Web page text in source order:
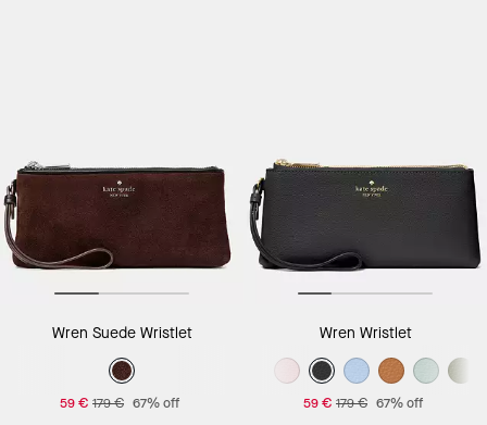
Wren Suede Wristlet
59 € 179 € 67% off
Wren Wristlet
59 € 179 € 67% off